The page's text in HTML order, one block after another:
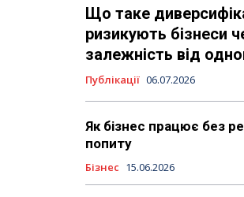
Що таке
ризикують бізнеси
залежність від
Публікації 06.07.2026
Як бізнес працює без
попиту
Бізнес 15.06.2026